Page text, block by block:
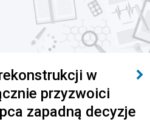
w
przyzwoici
zapadną decyzje